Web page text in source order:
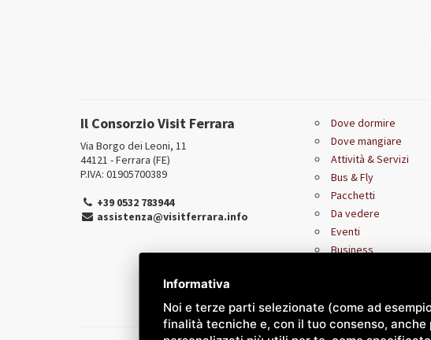
Il Consorzio Visit Ferrara
Via Borgo dei Leoni, 11
44121 - Ferrara (FE)
P.IVA: 01905700389
+39 0532 783944
assistenza@visitferrara.info
Dove dormire
Dove mangiare
Attività & Servizi
Bus & Fly
Pacchetti
Da vedere
Eventi
Business
Informativa
Noi e terze parti selezionate (come ad
finalità tecniche e, con il tuo consenso,